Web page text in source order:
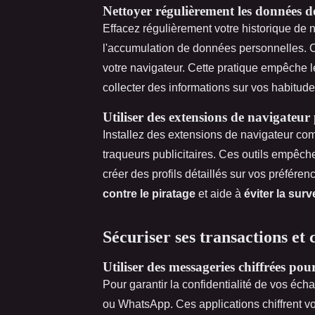
Nettoyer régulièrement les données
Effacez régulièrement votre historique de
l'accumulation de données personnelles.
votre navigateur. Cette pratique empêche
collecter des informations sur vos
Utiliser des extensions de
Installez des extensions de navigateur
traqueurs publicitaires. Ces outils
créer des profils détaillés sur vos
contre le piratage et aide à éviter la
Sécuriser ses transactions
Utiliser des messageries chiffrées
Pour garantir la confidentialité de vos
ou WhatsApp. Ces applications chiffrent